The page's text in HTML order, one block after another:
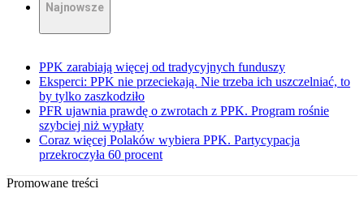
Najnowsze
PPK zarabiają więcej od tradycyjnych funduszy
Eksperci: PPK nie przeciekają. Nie trzeba ich uszczelniać, to
by tylko zaszkodziło
PFR ujawnia prawdę o zwrotach z PPK. Program rośnie
szybciej niż wypłaty
Coraz więcej Polaków wybiera PPK. Partycypacja
przekroczyła 60 procent
Promowane treści